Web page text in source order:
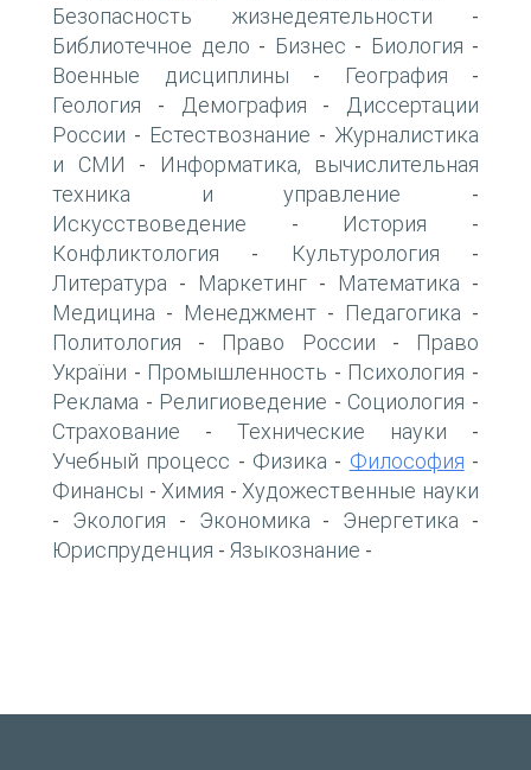
Безопасность жизнедеятельности -
Библиотечное дело - Бизнес - Биология -
Военные дисциплины - География -
Геология - Демография -
Диссертации
России - Естествознание - Журналистика
и СМИ -
Информатика, вычислительная
техника и управление -
Искусствоведение - История -
Конфликтология - Культурология -
Литература - Маркетинг - Математика -
Медицина - Менеджмент - Педагогика -
Политология - Право России -
Право
України - Промышленность - Психология -
Реклама - Религиоведение - Социология -
Страхование - Технические науки -
Учебный процесс - Физика - Философия -
Финансы - Химия - Художественные науки
- Экология - Экономика - Энергетика -
Юриспруденция - Языкознание -